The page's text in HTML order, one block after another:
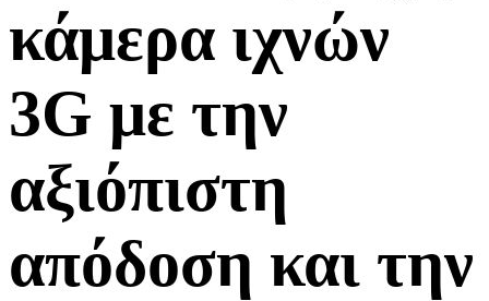
κάμερα ιχνών
3G με την
αξιόπιστη
απόδοση και την